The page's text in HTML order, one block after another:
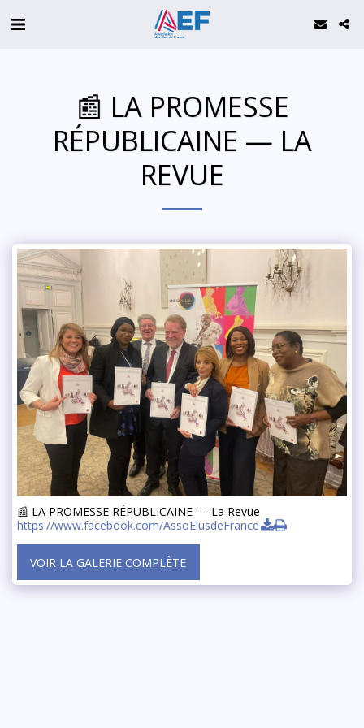
📰 LA PROMESSE
RÉPUBLICAINE — LA
REVUE
📰 LA PROMESSE RÉPUBLICAINE — La Revue
https://www.facebook.com/AssoElusdeFrance
VOIR LA GALERIE COMPLÈTE